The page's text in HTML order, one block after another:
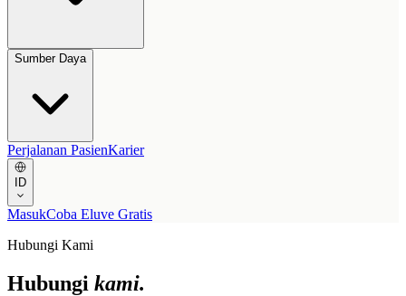
Sumber Daya
Perjalanan PasienKarier
ID
MasukCoba Eluve Gratis
Hubungi Kami
Hubungi kami.